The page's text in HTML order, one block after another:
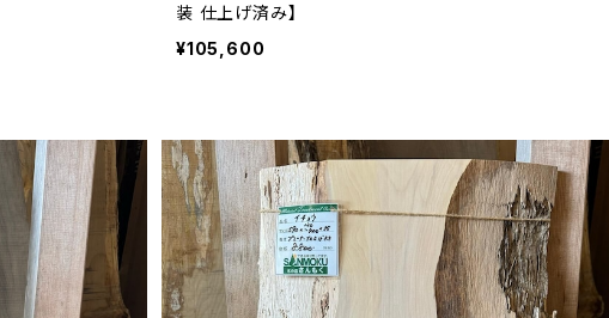
装 仕上げ済み】
¥105,600